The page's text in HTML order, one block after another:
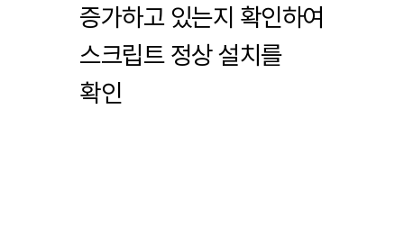
증가하고 있는지 확인하여
스크립트 정상 설치를
확인